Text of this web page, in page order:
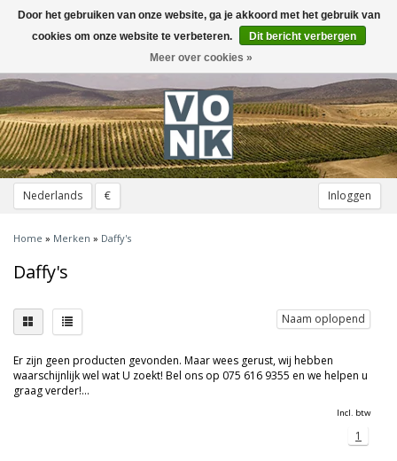
Nederlands € Inloggen
Toggle
navigation
Home » Merken » Daffy's
Daffy's
Naam oplopend
Er zijn geen producten gevonden. Maar wees gerust, wij hebben
waarschijnlijk wel wat U zoekt! Bel ons op 075 616 9355 en we helpen u
graag verder!...
Incl. btw
1
Door het gebruiken van onze website, ga je akkoord met het gebruik van
cookies om onze website te verbeteren.
Dit bericht verbergen
Meer over cookies »